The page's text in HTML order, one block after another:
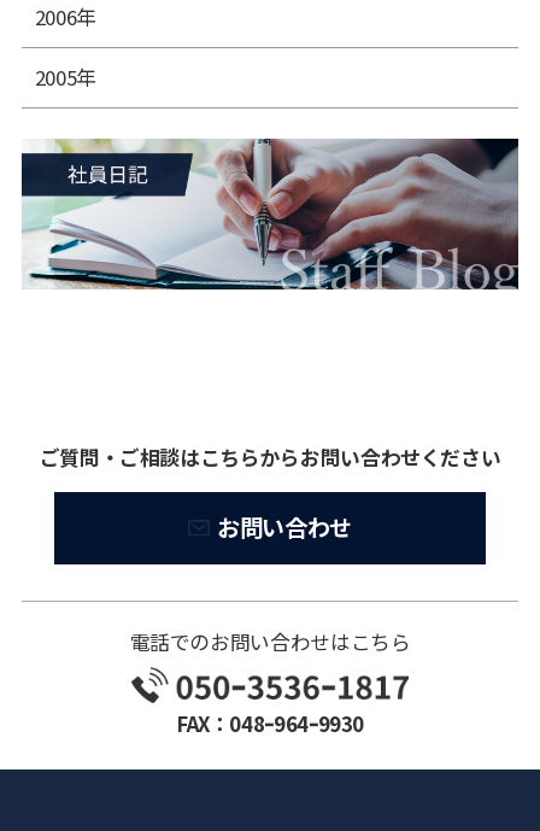
2006年
2005年
ご質問・ご相談はこちらからお問い合わせください
お問い合わせ
電話でのお問い合わせはこちら
FAX：048ｰ964ｰ9930